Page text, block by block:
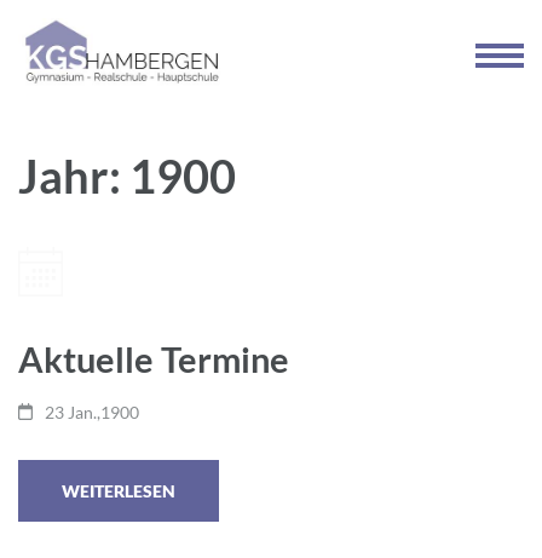
Inhalt
springen
Jahr: 1900
Aktuelle Termine
23 Jan.,1900
WEITERLESEN